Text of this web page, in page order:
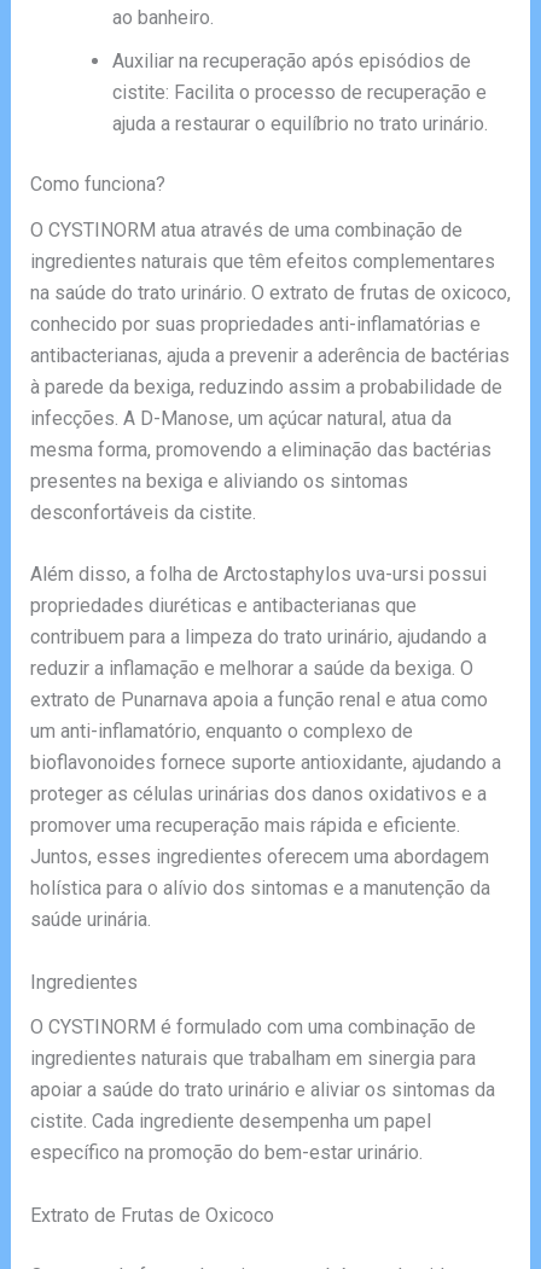
ao banheiro.
Auxiliar na recuperação após episódios de
cistite: Facilita o processo de recuperação e
ajuda a restaurar o equilíbrio no trato urinário.
Como funciona?
O CYSTINORM atua através de uma combinação de
ingredientes naturais que têm efeitos complementares
na saúde do trato urinário. O extrato de frutas de oxicoco,
conhecido por suas propriedades anti-inflamatórias e
antibacterianas, ajuda a prevenir a aderência de bactérias
à parede da bexiga, reduzindo assim a probabilidade de
infecções. A D-Manose, um açúcar natural, atua da
mesma forma, promovendo a eliminação das bactérias
presentes na bexiga e aliviando os sintomas
desconfortáveis da cistite.
Além disso, a folha de Arctostaphylos uva-ursi possui
propriedades diuréticas e antibacterianas que
contribuem para a limpeza do trato urinário, ajudando a
reduzir a inflamação e melhorar a saúde da bexiga. O
extrato de Punarnava apoia a função renal e atua como
um anti-inflamatório, enquanto o complexo de
bioflavonoides fornece suporte antioxidante, ajudando a
proteger as células urinárias dos danos oxidativos e a
promover uma recuperação mais rápida e eficiente.
Juntos, esses ingredientes oferecem uma abordagem
holística para o alívio dos sintomas e a manutenção da
saúde urinária.
Ingredientes
O CYSTINORM é formulado com uma combinação de
ingredientes naturais que trabalham em sinergia para
apoiar a saúde do trato urinário e aliviar os sintomas da
cistite. Cada ingrediente desempenha um papel
específico na promoção do bem-estar urinário.
Extrato de Frutas de Oxicoco